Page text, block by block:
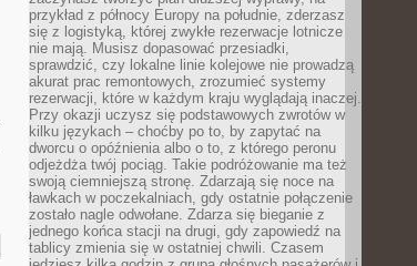
przykład z północy Europy na południe, zderzasz
się z logistyką, której zwykłe rezerwacje lotnicze
nie mają. Musisz dopasować przesiadki,
sprawdzić, czy lokalne linie kolejowe nie prowadzą
akurat prac remontowych, zrozumieć systemy
rezerwacji, które w każdym kraju wyglądają inaczej.
Przy okazji uczysz się podstawowych zwrotów w
kilku językach – choćby po to, by zapytać na
dworcu o opóźnienia albo o to, z którego peronu
odjeżdża twój pociąg. Takie podróżowanie ma też
swoją ciemniejszą stronę. Zdarzają się noce na
ławkach w poczekalniach, gdy ostatnie połączenie
zostało nagle odwołane. Zdarza się bieganie z
jednego końca stacji na drugi, gdy zapowiedź na
tablicy zmienia się w ostatniej chwili. Czasem